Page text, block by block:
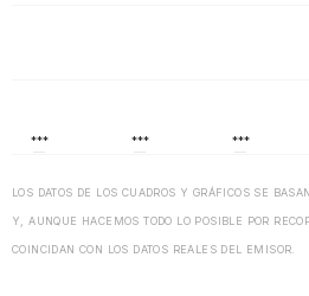
LOS DATOS DE LOS CUADROS Y GRÁFICOS SE
Y, AUNQUE HACEMOS TODO LO POSIBLE POR
COINCIDAN CON LOS DATOS REALES DEL EMISOR.